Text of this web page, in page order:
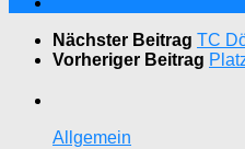
Nächster Beitrag TC
Vorheriger Beitrag
Allgemein